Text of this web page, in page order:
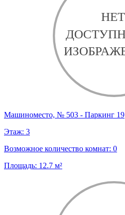
Машиноместо, № 503 - Паркинг 19
Этаж: 3
Возможное количество комнат: 0
Площадь: 12.7 м²